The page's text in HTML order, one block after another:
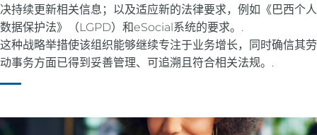
决持续更新相关信息；以及适应新的法律要求，例如《巴西个人
数据保护法》（LGPD）和eSocial系统的要求。.
这种战略举措使该组织能够继续专注于业务增长，同时确信其劳
动事务方面已得到妥善管理、可追溯且符合相关法规。.